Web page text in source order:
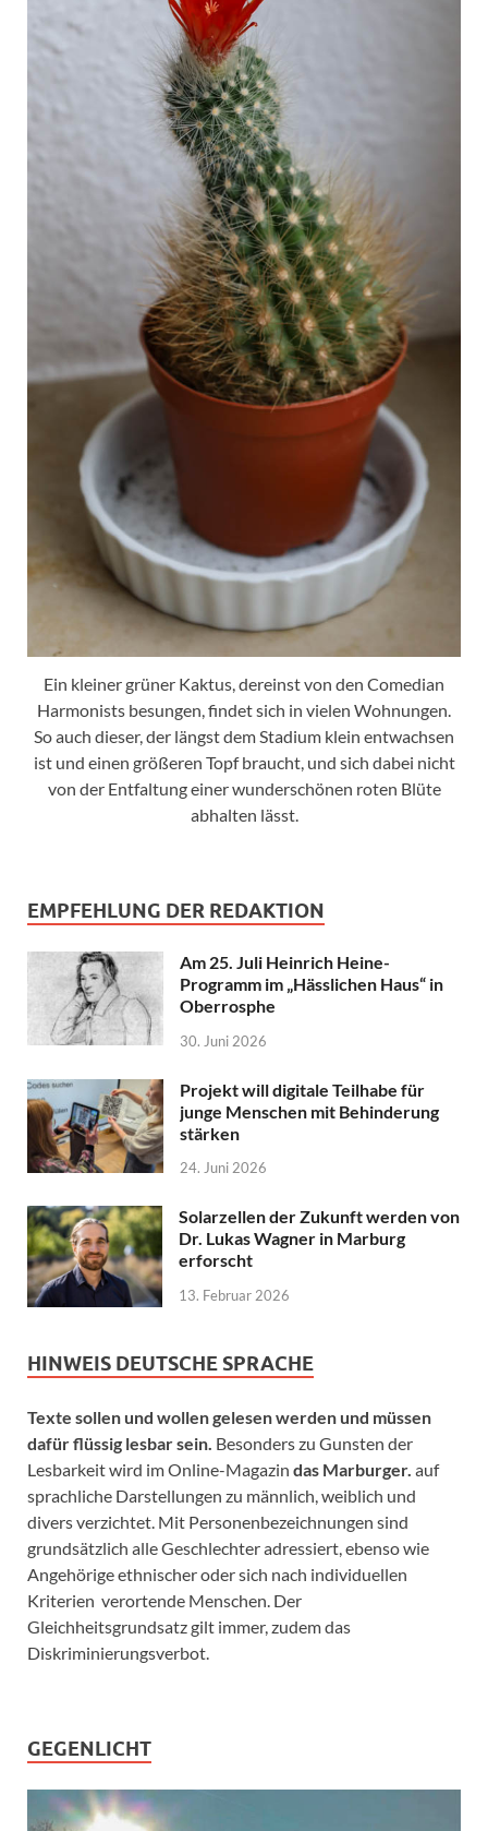
Ein kleiner grüner Kaktus, dereinst von den Comedian
Harmonists besungen, findet sich in vielen Wohnungen.
So auch dieser, der längst dem Stadium klein entwachsen
ist und einen größeren Topf braucht, und sich dabei nicht
von der Entfaltung einer wunderschönen roten Blüte
abhalten lässt.
EMPFEHLUNG DER REDAKTION
Am 25. Juli Heinrich Heine-
Programm im „Hässlichen Haus“ in
Oberrosphe
30. Juni 2026
Projekt will digitale Teilhabe für
junge Menschen mit Behinderung
stärken
24. Juni 2026
Solarzellen der Zukunft werden von
Dr. Lukas Wagner in Marburg
erforscht
13. Februar 2026
HINWEIS DEUTSCHE SPRACHE
Texte sollen und wollen gelesen werden und müssen
dafür flüssig lesbar sein. Besonders zu Gunsten der
Lesbarkeit wird im Online-Magazin das Marburger. auf
sprachliche Darstellungen zu männlich, weiblich und
divers verzichtet. Mit Personenbezeichnungen sind
grundsätzlich alle Geschlechter adressiert, ebenso wie
Angehörige ethnischer oder sich nach individuellen
Kriterien verortende Menschen. Der
Gleichheitsgrundsatz gilt immer, zudem das
Diskriminierungsverbot.
GEGENLICHT